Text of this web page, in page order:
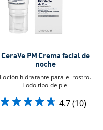
CeraVe PM Crema facial de
noche
Loción hidratante para el rostro.
Todo tipo de piel
4.7(10)